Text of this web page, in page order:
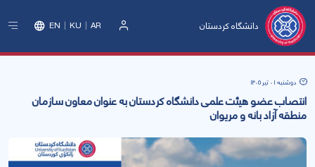
دانشگاه کردستان EN KU AR
دوشنبه 01 تیر 1405
انتصاب عضو هیئت علمی دانشگاه کردستان به عنوان معاون سازمان
منطقه آزاد بانه و مریوان